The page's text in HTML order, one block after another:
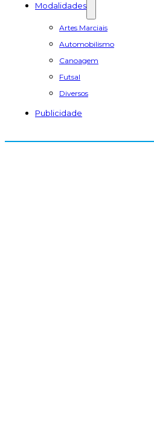
Modalidades
Artes Marciais
Automobilismo
Canoagem
Futsal
Diversos
Publicidade